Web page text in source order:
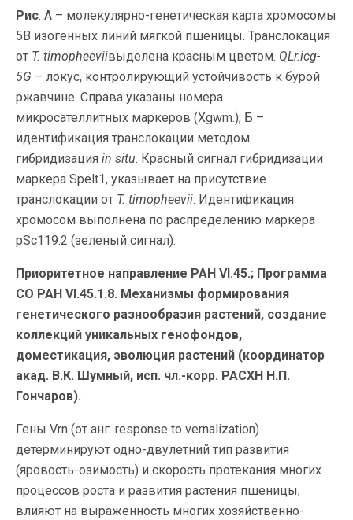
Рис. А – молекулярно-генетическая карта хромосомы
5В изогенных линий мягкой пшеницы. Транслокация
от T. timopheeviiвыделена красным цветом. QLr.icg-
5G – локус, контролирующий устойчивость к бурой
ржавчине. Справа указаны номера
микросателлитных маркеров (Xgwm.); Б –
идентификация транслокации методом
гибридизация in situ. Красный сигнал гибридизации
маркера Spelt1, указывает на присутствие
транслокации от T. timopheevii. Идентификация
хромосом выполнена по распределению маркера
pSc119.2 (зеленый сигнал).
Приоритетное направление РАН VI.45.; Программа
СО РАН VI.45.1.8. Механизмы формирования
генетического разнообразия растений, создание
коллекций уникальных генофондов,
доместикация, эволюция растений (координатор
акад. В.К. Шумный, исп. чл.-корр. РАСХН Н.П.
Гончаров).
Гены Vrn (от анг. response to vernalization)
детерминируют одно-двулетний тип развития
(яровость-озимость) и скорость протекания многих
процессов роста и развития растения пшеницы,
влияют на выраженность многих хозяйственно-